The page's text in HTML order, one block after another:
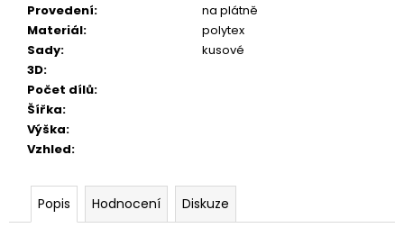
Provedení:
na plátně
Materiál:
polytex
Sady:
kusové
3D:
Počet dílů:
Šířka:
Výška:
Vzhled:
Popis Hodnocení Diskuze